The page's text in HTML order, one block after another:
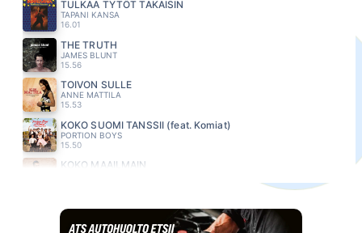
TULKAA TYTÖT TAKAISIN
TAPANI KANSA
16.01
THE TRUTH
JAMES BLUNT
15.56
TOIVON SULLE
ANNE MATTILA
15.53
KOKO SUOMI TANSSII (feat. Komiat)
PORTION BOYS
15.50
KOKO MAAILMAIN
BILLY OCEAN
15.41